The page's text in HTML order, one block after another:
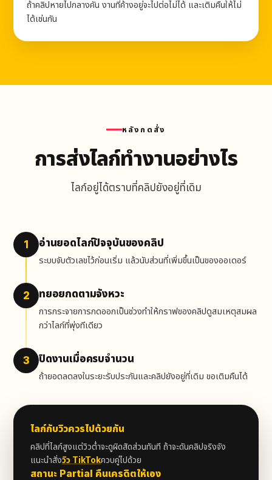
ถ้าคลิปหายไปกลางคัน งานที่ค้างอยู่จะไปต่อไม่ได้ และเติมคืนให้ไม่
ได้เช่นกัน
หลังกดสั่ง
การส่งไลก์ทำงานอย่างไร
ไลก์อยู่ได้ตราบที่คลิปยังอยู่ที่เดิม
1 อ่านยอดไลก์ปัจจุบันของคลิป
ระบบจับตัวเลขไว้ก่อนเริ่ม แล้วนับส่วนที่เพิ่มขึ้นเป็นของออเดอร์
2 ทยอยกดตามจังหวะ
การกระจายการกดออกเป็นช่วงทำให้กราฟของคลิปดูสมเหตุสมผล
กว่าไลก์ที่พุ่งทีเดียว
3 ปิดงานเมื่อครบจำนวน
ถ้ายอดลดลงในระยะรับประกันและคลิปยังอยู่ที่เดิม ขอเติมคืนได้
ไลก์กับวิวควรไปด้วยกัน
คลิปที่ไลก์สูงแต่วิวต่ำจะดูผิดสัดส่วนทันที ถ้าจะดันคลิปจริงจัง
แนะนำสั่งวิว TikTokควบคู่ไปด้วย
สถานะ Partial คืนเครดิตให้เอง